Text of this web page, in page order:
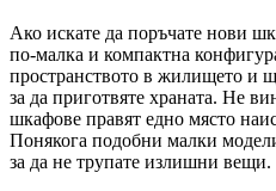
Ако искате да поръчате нови
по-малка и компактна
пространството в жилището и
за да приготвяте храната. Не
шкафове правят едно място
Понякога подобни малки
за да не трупате излишни вещи.